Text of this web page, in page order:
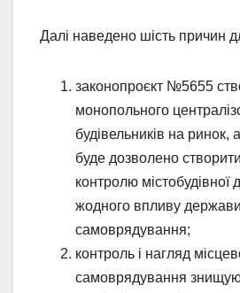
Далі наведено шість причин
законопроєкт №5655
монопольного
будівельників на ринок,
буде дозволено
контролю містобудівної
жодного впливу
самоврядування;
контроль і нагляд
самоврядування